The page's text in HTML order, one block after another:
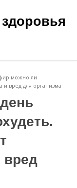
можно ли
и вред для организма
вред